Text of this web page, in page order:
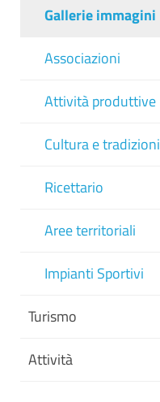
Gallerie immagini
Associazioni
Attività produttive
Cultura e tradizioni
Ricettario
Aree territoriali
Impianti Sportivi
Turismo
Attività